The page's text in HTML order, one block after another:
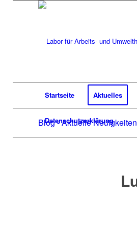
Startseite Aktuelles
Datenschutzerklärung
Blog - Aktuelle Neuigkeiten